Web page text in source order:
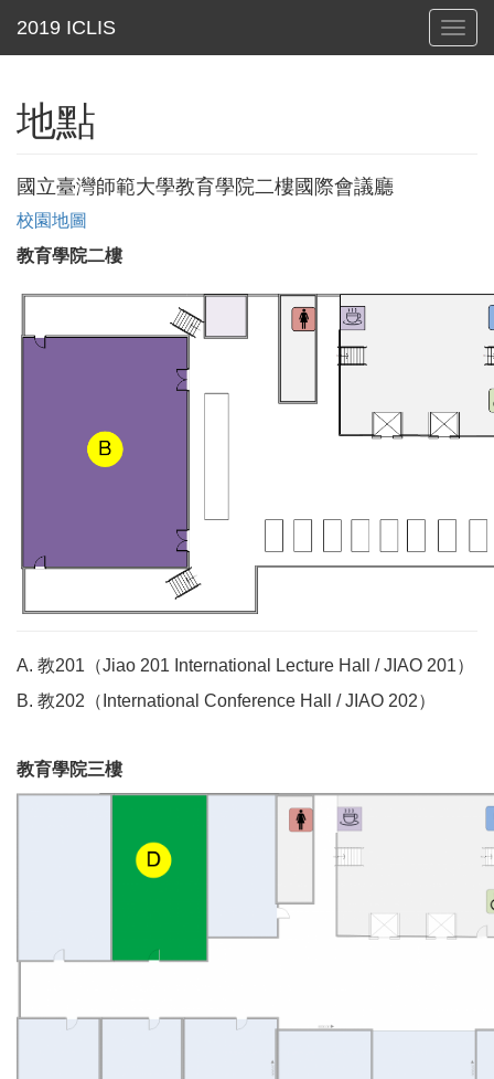
地點
國立臺灣師範大學教育學院二樓國際會議廳
校園地圖
教育學院二樓
A. 教201（Jiao 201 International Lecture Hall / JIAO 201）
B. 教202（ International Conference Hall / JIAO 202）
教育學院三樓